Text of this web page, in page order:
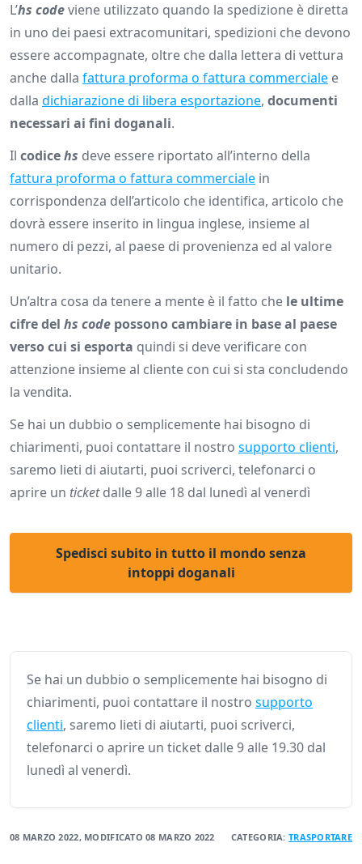
L’hs codeviene utilizzato quando la spedizione è diretta
in uno dei paesi extracomunitari, spedizioni che devono
essere accompagnate, oltre che dalla lettera di vettura
anche dalla fattura proforma o fattura commerciale e
dalla dichiarazione di libera esportazione, documenti
necessari ai fini doganali.
Il codicehs deve essere riportato all’interno della
fattura proforma o fattura commerciale in
corrispondenza dell’articolo che identifica, articolo che
dovrà essere inserito in lingua inglese, insieme al
numero di pezzi, al paese di provenienza ed al valore
unitario.
Un’altra cosa da tenere a mente è il fatto che le ultime
cifre del hs code possono cambiare in base al paese
verso cui si esporta quindi si deve verificare con
attenzione insieme al cliente con cui si sta concludendo
la vendita.
Se hai un dubbio o semplicemente hai bisogno di
chiarimenti, puoi contattare il nostro supporto clienti,
saremo lieti di aiutarti, puoi scriverci, telefonarci o
aprire un ticketdalle 9 alle 18 dal lunedì al venerdì
Spedisci subito in tutto il mondo senza
intoppi doganali
Se hai un dubbio o semplicemente hai bisogno di
chiarimenti, puoi contattare il nostro supporto
clienti, saremo lieti di aiutarti, puoi scriverci,
telefonarci o aprire un ticket dalle 9 alle 19.30 dal
lunedì al venerdì.
08 MARZO 2022, MODIFICATO08 MARZO 2022 CATEGORIA: TRASPORTARE